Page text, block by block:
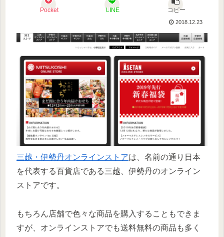
Pocket LINE コピー
2018.12.23
三越・伊勢丹オンラインストアは、名前の通り日本
を代表する百貨店である三越、伊勢丹のオンライン
ストアです。
もちろん店舗で色々な商品を購入することもできま
すが、オンラインストアでも送料無料の商品も多く